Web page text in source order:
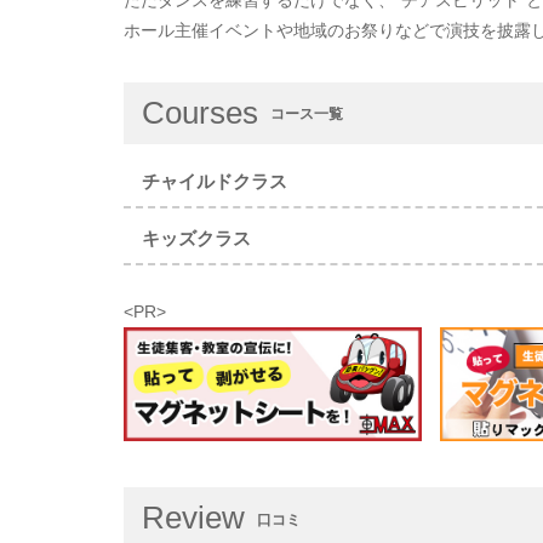
ホール主催イベントや地域のお祭りなどで演技を披露
Courses コース一覧
チャイルドクラス
キッズクラス
<PR>
Review 口コミ